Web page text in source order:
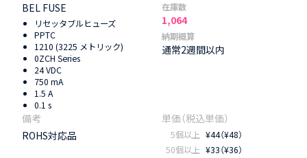
BEL FUSE
リセッタブルヒューズ
PPTC
1210 (3225 メトリック)
0ZCH Series
24 VDC
750 mA
1.5 A
0.1 s
在庫数
1,064
納期概算
通常2週間以内
ROHS対応品 5個以上 ¥44（¥48）
50個以上 ¥33（¥36）